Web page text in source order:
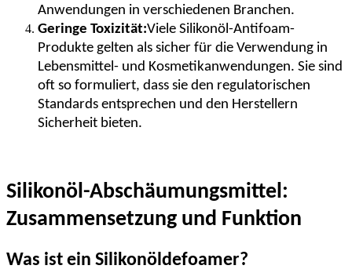
Anwendungen in verschiedenen Branchen.
Geringe Toxizität:Viele Silikonöl-Antifoam-
Produkte gelten als sicher für die Verwendung in
Lebensmittel- und Kosmetikanwendungen. Sie sind
oft so formuliert, dass sie den regulatorischen
Standards entsprechen und den Herstellern
Sicherheit bieten.
Silikonöl-Abschäumungsmittel:
Zusammensetzung und Funktion
Was ist ein Silikonöldefoamer?